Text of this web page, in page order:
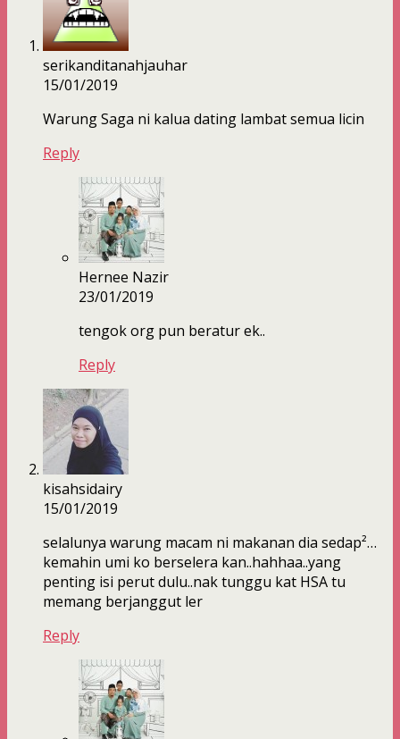
serikanditanahjauhar
15/01/2019
Warung Saga ni kalua dating lambat semua licin
Reply
Hernee Nazir
23/01/2019
tengok org pun beratur ek..
Reply
kisahsidairy
15/01/2019
selalunya warung macam ni makanan dia sedap²…
kemahin umi ko berselera kan..hahhaa..yang
penting isi perut dulu..nak tunggu kat HSA tu
memang berjanggut ler
Reply